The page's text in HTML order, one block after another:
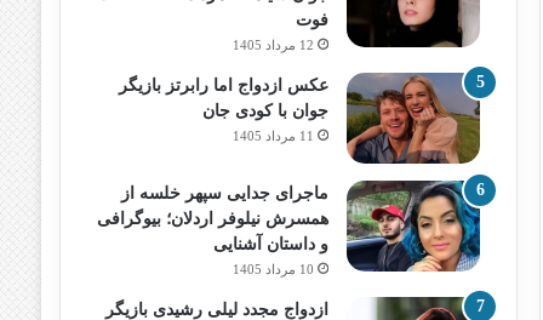
فوت
12 مرداد 1405
عکس ازدواج اما رابرتز بازیگر
جوان با کودی جان
11 مرداد 1405
ماجرای جدایی سپهر خلسه از
همسرش نیلوفر اردلان؛ بیوگرافی
و داستان آشنایی
10 مرداد 1405
ازدواج مجدد لیلی رشیدی بازیگر